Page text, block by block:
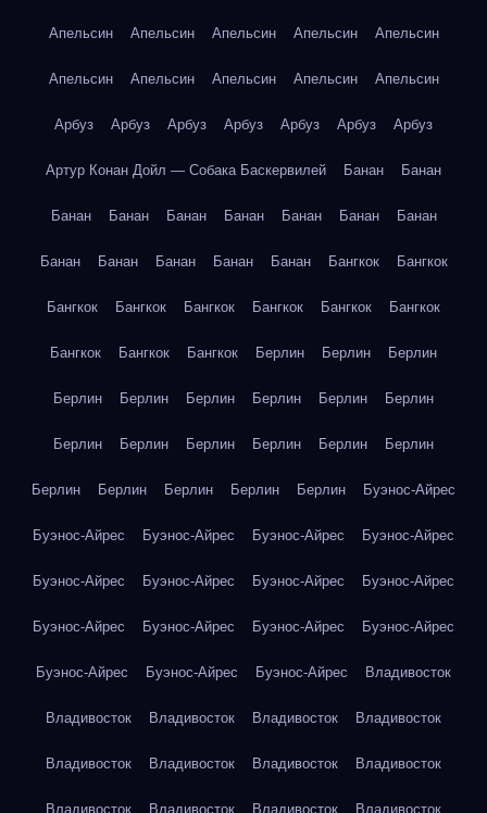
Апельсин Апельсин Апельсин Апельсин Апельсин
Апельсин Апельсин Апельсин Апельсин Апельсин
Арбуз Арбуз Арбуз Арбуз Арбуз Арбуз Арбуз
Артур Конан Дойл — Собака Баскервилей Банан Банан
Банан Банан Банан Банан Банан Банан Банан
Банан Банан Банан Банан Банан Бангкок Бангкок
Бангкок Бангкок Бангкок Бангкок Бангкок Бангкок
Бангкок Бангкок Бангкок Берлин Берлин Берлин
Берлин Берлин Берлин Берлин Берлин Берлин
Берлин Берлин Берлин Берлин Берлин Берлин
Берлин Берлин Берлин Берлин Берлин Буэнос-Айрес
Буэнос-Айрес Буэнос-Айрес Буэнос-Айрес Буэнос-Айрес
Буэнос-Айрес Буэнос-Айрес Буэнос-Айрес Буэнос-Айрес
Буэнос-Айрес Буэнос-Айрес Буэнос-Айрес Буэнос-Айрес
Буэнос-Айрес Буэнос-Айрес Буэнос-Айрес Владивосток
Владивосток Владивосток Владивосток Владивосток
Владивосток Владивосток Владивосток Владивосток
Владивосток Владивосток Владивосток Владивосток